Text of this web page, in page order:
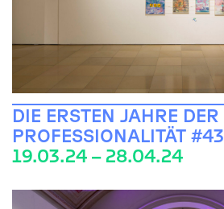
DIE ERSTEN JAHRE DER
PROFESSIONALITÄT #43
19.03.24 – 28.04.24